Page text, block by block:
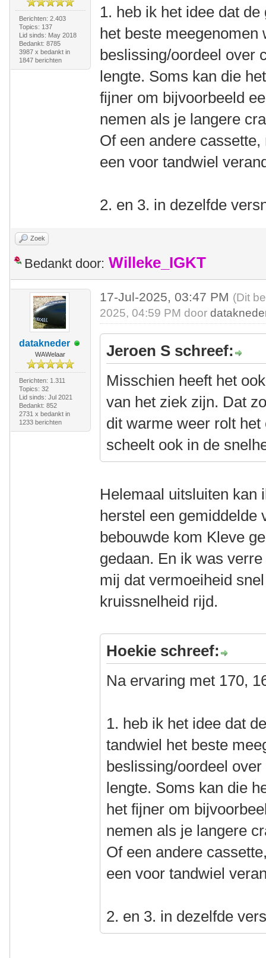
Berichten: 2.403
Topics: 137
Lid sinds: May 2018
Bedankt: 8785
3987 x bedankt in
1847 berichten
1. heb ik het idee dat
het beste meegenomen
beslissing/oordeel over
lengte. Soms kan die
fijner om bijvoorbeeld
nemen als je langere
Of een andere
een voor tandwiel
2. en 3. in dezelfde
Zoek
Bedankt door: Willeke_IGKT
datakneder
WAWelaar
Berichten: 1.311
Topics: 32
Lid sinds: Jul 2021
Bedankt: 852
2731 x bedankt in
1233 berichten
17-Jul-2025, 03:47 PM (Dit
2025, 04:59 PM door
Jeroen S schreef:
Misschien heeft het
van het ziek zijn. Dat
dit warme weer rolt
scheelt ook in de
Helemaal uitsluiten kan
herstel een gemiddelde
bebouwde kom Kleve
gedaan. En ik was
mij dat vermoeiheid
kruissnelheid rijd.
Hoekie schreef:
Na ervaring met 170,
1. heb ik het idee dat
tandwiel het beste
beslissing/oordeel
lengte. Soms kan die
het fijner om
nemen als je langere
Of een andere
een voor tandwiel
2. en 3. in dezelfde